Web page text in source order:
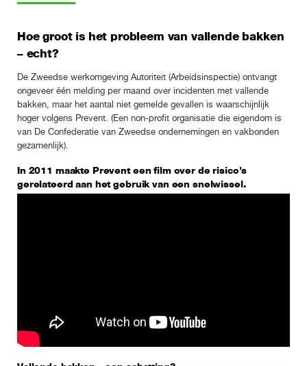
Hoe groot is het probleem van vallende bakken
– echt?
De Zweedse werkomgeving Autoriteit (Arbeidsinspectie) ontvangt
ongeveer één melding per maand over incidenten met vallende
bakken, maar het aantal niet gemelde gevallen is waarschijnlijk
hoger volgens Prevent. (Een non-profit organisatie die eigendom is
van De Confederatie van Zweedse ondernemingen en vakbonden
gezamenlijk).
In 2011 maakte Prevent een film over de risico’s
gerelateerd aan het gebruik van een snelwissel.